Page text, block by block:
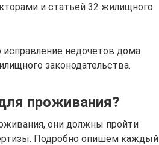
и статьей 32 жилищного
исправление недочетов дома
законодательства.
проживания?
они должны пройти
Подробно опишем каждый